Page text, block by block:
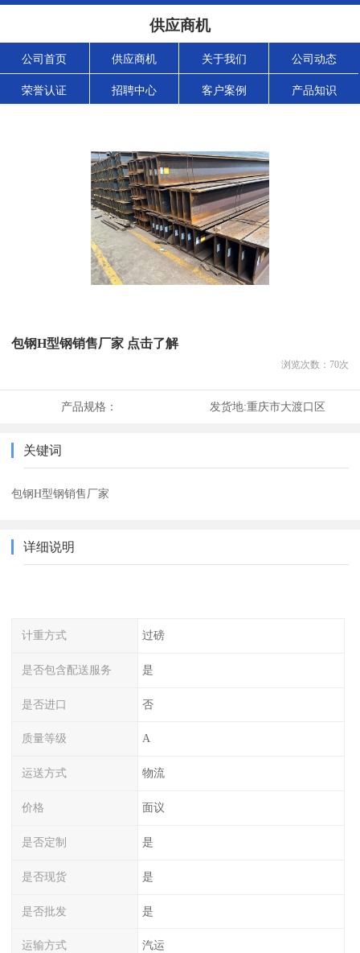
供应商机
公司首页 供应商机 关于我们 公司动态
荣誉认证 招聘中心 客户案例 产品知识
包钢H型钢销售厂家 点击了解
浏览次数： 70次
产品规格： 发货地:重庆市大渡口区
关键词
包钢H型钢销售厂家
详细说明
计重方式 过磅
是否包含配送服务 是
是否进口 否
质量等级 A
运送方式 物流
价格 面议
是否定制 是
是否现货 是
是否批发 是
运输方式 汽运